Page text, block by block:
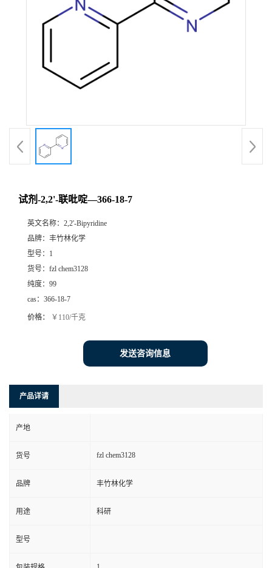
试剂-2,2'-联吡啶—366-18-7
英文名称： 2,2'-Bipyridine
品牌： 丰竹林化学
型号： 1
货号： fzl chem3128
纯度： 99
cas： 366-18-7
价格： ￥110/千克
发送咨询信息
产品详请
产地
货号 fzl chem3128
品牌 丰竹林化学
用途 科研
型号